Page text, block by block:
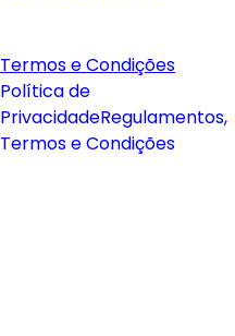
Termos e Condições
Política de
PrivacidadeRegulamentos,
Termos e Condições